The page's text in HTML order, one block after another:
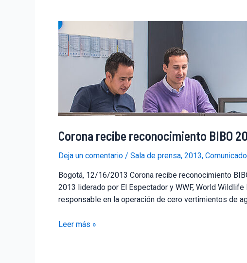
Corona recibe reconocimiento BIBO
Deja un comentario / Sala de prensa, 2013,
Bogotá, 12/16/2013 Corona recibe reconocimiento
2013 liderado por El Espectador y WWF, World
responsable en la operación de cero vertimientos de
Leer más »